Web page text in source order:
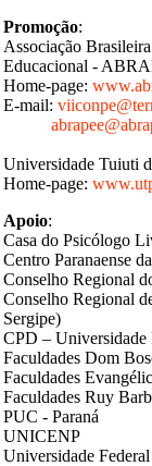
Promoção:
Associação
Educacional -
Home-page:
E-mail:
Universidade Tuiuti
Home-page:
Apoio:
Casa do Psicólogo
Centro Paranaense
Conselho Regional
Conselho Regional
Sergipe)
CPD – Universidade
Faculdades Dom
Faculdades
Faculdades Ruy
PUC - Paraná
UNICENP
Universidade Federal